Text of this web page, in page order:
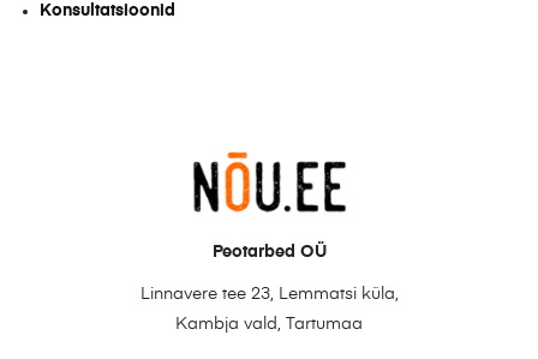
Konsultatsioonid
Peotarbed OÜ
Linnavere tee 23, Lemmatsi küla,
Kambja vald, Tartumaa